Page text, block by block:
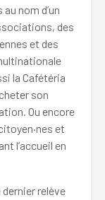
nom d’un
des
et des
la Cafétéria
son
Ou encore
et
l’accueil en
relève